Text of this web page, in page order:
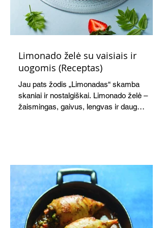
Limonado želė su vaisiais ir
uogomis (Receptas)
Jau pats žodis „Limonadas“ skamba
skaniai ir nostalgiškai. Limonado želė –
žaismingas, gaivus, lengvas ir daug